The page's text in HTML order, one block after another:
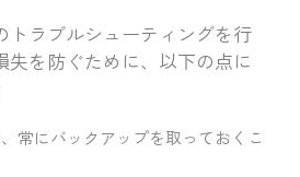
トラブルシューティングを行
失を防ぐために、以下の点に
常にバックアップを取っておくこ